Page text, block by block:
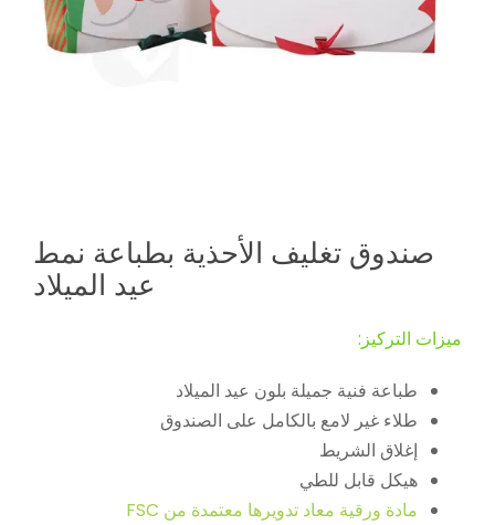
صندوق تغليف الأحذية بطباعة نمط
عيد الميلاد
ميزات التركيز:
طباعة فنية جميلة بلون عيد الميلاد
طلاء غير لامع بالكامل على الصندوق
إغلاق الشريط
هيكل قابل للطي
مادة ورقية معاد تدويرها معتمدة من FSC